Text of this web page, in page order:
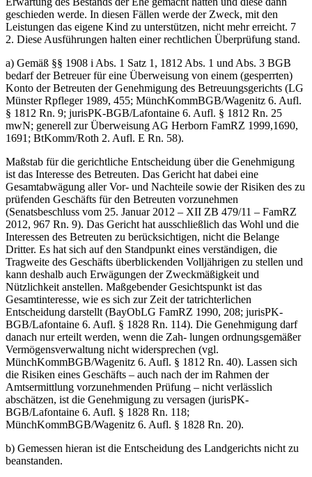
geschieden werde. In diesen Fällen werde der Zweck, mit den
Leistungen das eigene Kind zu unterstützen, nicht mehr erreicht. 7
2. Diese Ausführungen halten einer rechtlichen Überprüfung stand.
a) Gemäß §§ 1908 i Abs. 1 Satz 1, 1812 Abs. 1 und Abs. 3 BGB
bedarf der Betreuer für eine Überweisung von einem (gesperrten)
Konto der Betreuten der Genehmigung des Betreuungsgerichts (LG
Münster Rpfleger 1989, 455; MünchKommBGB/Wagenitz 6. Aufl.
§ 1812 Rn. 9; jurisPK-BGB/Lafontaine 6. Aufl. § 1812 Rn. 25
mwN; generell zur Überweisung AG Herborn FamRZ 1999,1690,
1691; BtKomm/Roth 2. Aufl. E Rn. 58).
Maßstab für die gerichtliche Entscheidung über die Genehmigung
ist das Interesse des Betreuten. Das Gericht hat dabei eine
Gesamtabwägung aller Vor- und Nachteile sowie der Risiken des zu
prüfenden Geschäfts für den Betreuten vorzunehmen
(Senatsbeschluss vom 25. Januar 2012 – XII ZB 479/11 – FamRZ
2012, 967 Rn. 9). Das Gericht hat ausschließlich das Wohl und die
Interessen des Betreuten zu berücksichtigen, nicht die Belange
Dritter. Es hat sich auf den Standpunkt eines verständigen, die
Tragweite des Geschäfts überblickenden Volljährigen zu stellen und
kann deshalb auch Erwägungen der Zweckmäßigkeit und
Nützlichkeit anstellen. Maßgebender Gesichtspunkt ist das
Gesamtinteresse, wie es sich zur Zeit der tatrichterlichen
Entscheidung darstellt (BayObLG FamRZ 1990, 208; jurisPK-
BGB/Lafontaine 6. Aufl. § 1828 Rn. 114). Die Genehmigung darf
danach nur erteilt werden, wenn die Zah- lungen ordnungsgemäßer
Vermögensverwaltung nicht widersprechen (vgl.
MünchKommBGB/Wagenitz 6. Aufl. § 1812 Rn. 40). Lassen sich
die Risiken eines Geschäfts – auch nach der im Rahmen der
Amtsermittlung vorzunehmenden Prüfung – nicht verlässlich
abschätzen, ist die Genehmigung zu versagen (jurisPK-
BGB/Lafontaine 6. Aufl. § 1828 Rn. 118;
MünchKommBGB/Wagenitz 6. Aufl. § 1828 Rn. 20).
b) Gemessen hieran ist die Entscheidung des Landgerichts nicht zu
beanstanden.